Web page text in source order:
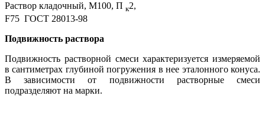
Раствор кладочный, М100, П к2,
F75 ГОСТ 28013-98
Подвижность раствора
Подвижность растворной смеси характеризуется измеряемой
в сантиметрах глубиной погружения в нее эталонного конуса.
В зависимости от подвижности растворные смеси
подразделяют на марки.